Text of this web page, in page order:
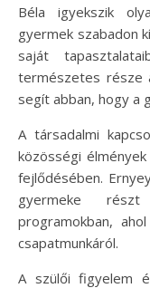
Béla igyekszik
gyermek szabadon
saját
természetes része
segít abban, hogy a
A társadalmi
közösségi
fejlődésében.
gyermeke
programokban,
csapatmunkáról.
A szülői figyelem